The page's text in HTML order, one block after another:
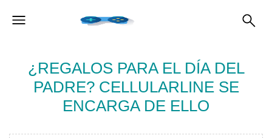
¿REGALOS PARA EL DÍA DEL
PADRE? CELLULARLINE SE
ENCARGA DE ELLO